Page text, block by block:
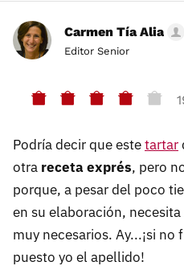
Carmen Tía Alia
Editor Senior
Podría decir que estetartar
otra receta exprés, pero
porque, a pesar del poco
en su elaboración,
muy necesarios. Ay...¡si
puesto yo el apellido!